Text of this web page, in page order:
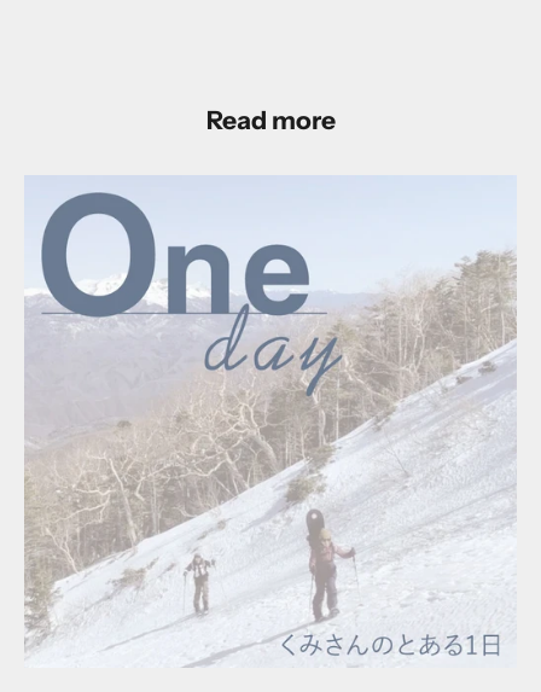
Read more